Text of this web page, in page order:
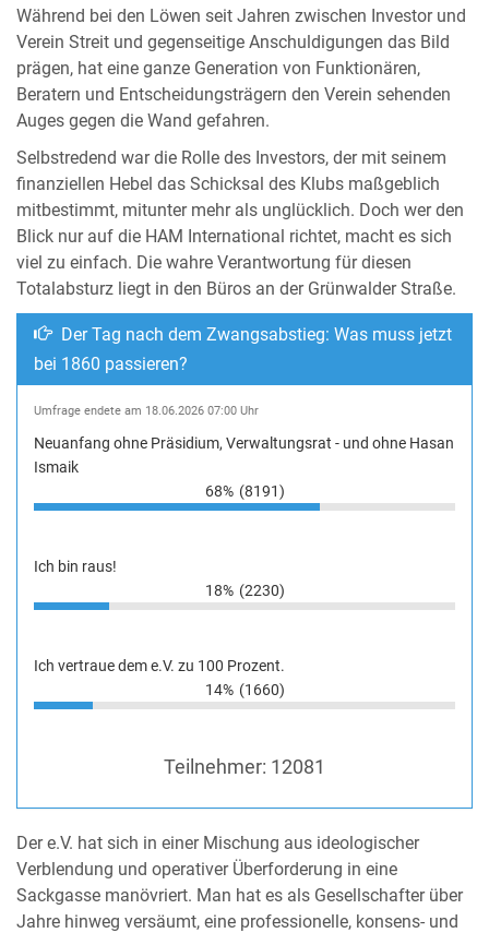
Während bei den Löwen seit Jahren zwischen Investor und
Verein Streit und gegenseitige Anschuldigungen das Bild
prägen, hat eine ganze Generation von Funktionären,
Beratern und Entscheidungsträgern den Verein sehenden
Auges gegen die Wand gefahren.
Selbstredend war die Rolle des Investors, der mit seinem
finanziellen Hebel das Schicksal des Klubs maßgeblich
mitbestimmt, mitunter mehr als unglücklich. Doch wer den
Blick nur auf die HAM International richtet, macht es sich
viel zu einfach. Die wahre Verantwortung für diesen
Totalabsturz liegt in den Büros an der Grünwalder Straße.
Der Tag nach dem Zwangsabstieg: Was muss jetzt
bei 1860 passieren?
Umfrage endete am 18.06.2026 07:00 Uhr
Neuanfang ohne Präsidium, Verwaltungsrat - und ohne Hasan
Ismaik
68% (8191)
Ich bin raus!
18% (2230)
Ich vertraue dem e.V. zu 100 Prozent.
14% (1660)
Teilnehmer: 12081
Der e.V. hat sich in einer Mischung aus ideologischer
Verblendung und operativer Überforderung in eine
Sackgasse manövriert. Man hat es als Gesellschafter über
Jahre hinweg versäumt, eine professionelle, konsens- und